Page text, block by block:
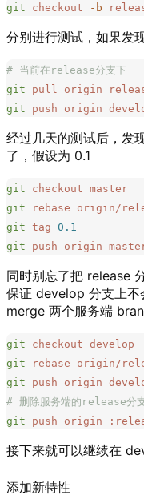
git checkout -b
分别进行测试，如果发
# 当前在release分支下
git pull origin
git push origin
经过几天的测试后，发
了，假设为 0.1
git checkout master
git rebase origin/
git tag 0.1
git push origin
同时别忘了把 release
保证 develop 分支上不
merge 两个服务端
git checkout develop
git rebase origin/
git push origin
# 删除服务端的release分
git push origin
接下来就可以继续在
添加新特性